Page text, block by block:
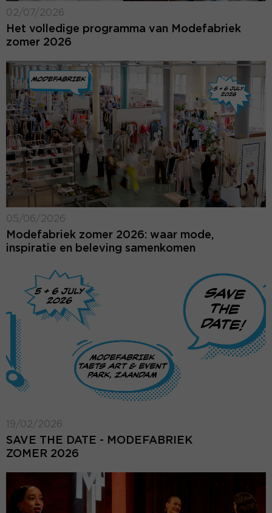
02/07/2026
Het volledige programma van Modefabriek
zomer 2026
05/06/2026
Modefabriek zomer 2026: waar mode,
inspiratie en beleving samenkomen
19/02/2026
SAVE THE DATE - MODEFABRIEK
ZOMER 2026